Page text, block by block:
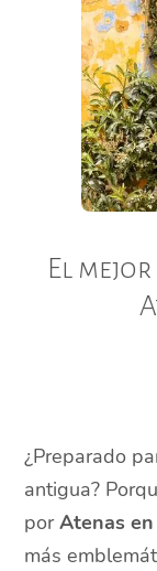
El
¿Preparado
antigua?
porAtenas
más